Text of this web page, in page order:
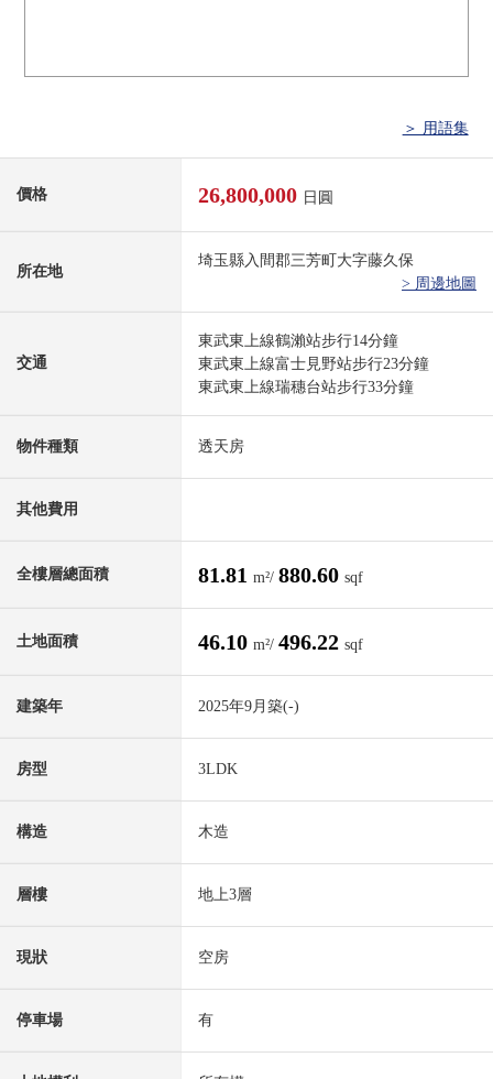
＞ 用語集
價格 26,800,000 日圓
所在地
埼玉縣入間郡三芳町大字藤久保
> 周邊地圖
交通
東武東上線鶴瀨站步行14分鐘
東武東上線富士見野站步行23分鐘
東武東上線瑞穗台站步行33分鐘
物件種類 透天房
其他費用
全樓層總面積 81.81 m²/ 880.60 sqf
土地面積 46.10 m²/ 496.22 sqf
建築年 2025年9月築(-)
房型 3LDK
構造 木造
層樓 地上3層
現狀 空房
停車場 有